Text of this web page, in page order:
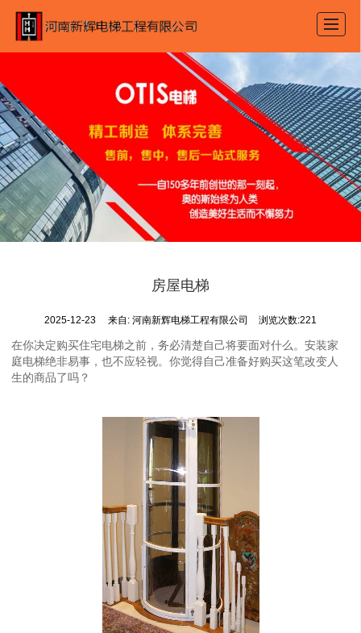
奥的斯电梯
旧楼加装电梯
产品展示
新闻动态
图库展示
房屋电梯
2025-12-23 来自:河南新辉电梯工程有限公司 浏览次数:221
在你决定购买住宅电梯之前，务必清楚自己将要面对什么。安装家
庭电梯绝非易事，也不应轻视。你觉得自己准备好购买这笔改变人
生的商品了吗？